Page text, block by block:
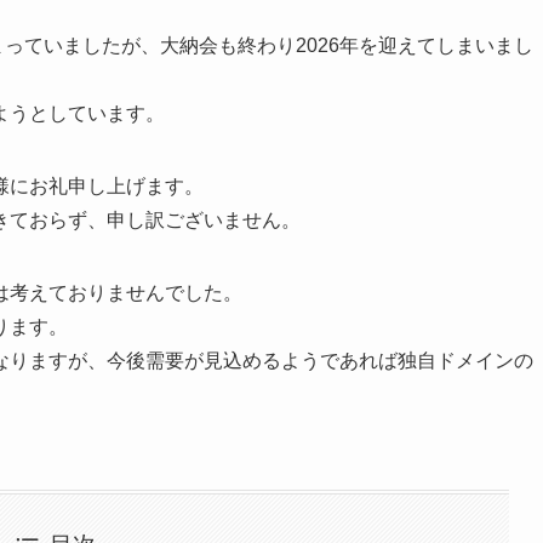
ていましたが、大納会も終わり2026年を迎えてしまいまし
としています。
お礼申し上げます。
おらず、申し訳ございません。
えておりませんでした。
す。
ますが、今後需要が見込めるようであれば独自ドメインの